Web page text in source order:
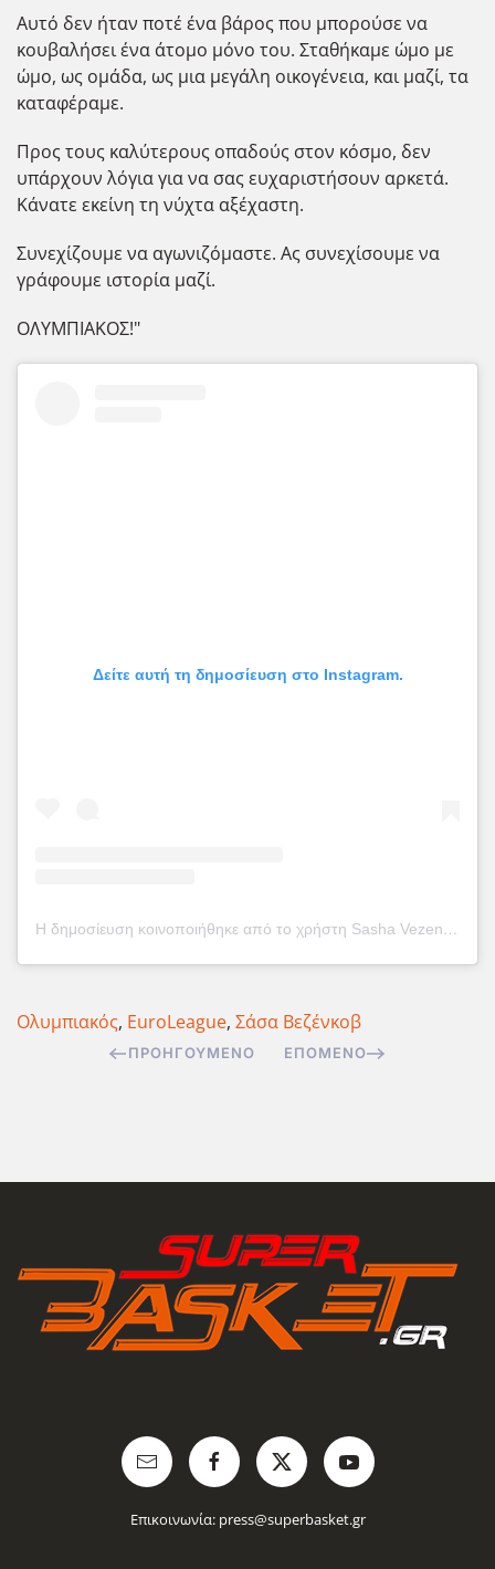
Αυτό δεν ήταν ποτέ ένα βάρος που μπορούσε να
κουβαλήσει ένα άτομο μόνο του. Σταθήκαμε ώμο με
ώμο, ως ομάδα, ως μια μεγάλη οικογένεια, και μαζί, τα
καταφέραμε.
Προς τους καλύτερους οπαδούς στον κόσμο, δεν
υπάρχουν λόγια για να σας ευχαριστήσουν αρκετά.
Κάνατε εκείνη τη νύχτα αξέχαστη.
Συνεχίζουμε να αγωνιζόμαστε. Ας συνεχίσουμε να
γράφουμε ιστορία μαζί.
ΟΛΥΜΠΙΑΚΟΣ!"
Δείτε αυτή τη δημοσίευση στο Instagram.
Η δημοσίευση κοινοποιήθηκε από το χρήστη Sasha Vezenkov (@sashavezenkov)
Ολυμπιακός, EuroLeague, Σάσα Βεζένκοβ
ΠΡΟΗΓΟΎΜΕΝΟ ΕΠΌΜΕΝΟ
Επικοινωνία: press@superbasket.gr